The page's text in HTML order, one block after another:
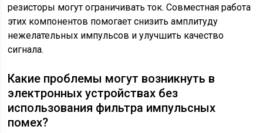
резисторы могут ограничивать ток. Совместная работа
этих компонентов помогает снизить амплитуду
нежелательных импульсов и улучшить качество
сигнала.
Какие проблемы могут возникнуть в
электронных устройствах без
использования фильтра импульсных
помех?